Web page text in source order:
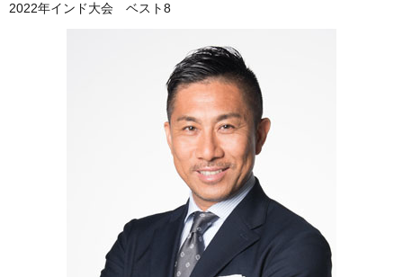
2022年インド大会 ベスト8